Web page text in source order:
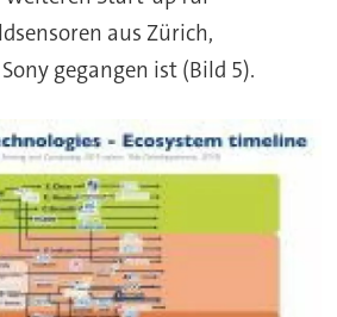
aus Zürich,
gegangen ist (Bild 5).